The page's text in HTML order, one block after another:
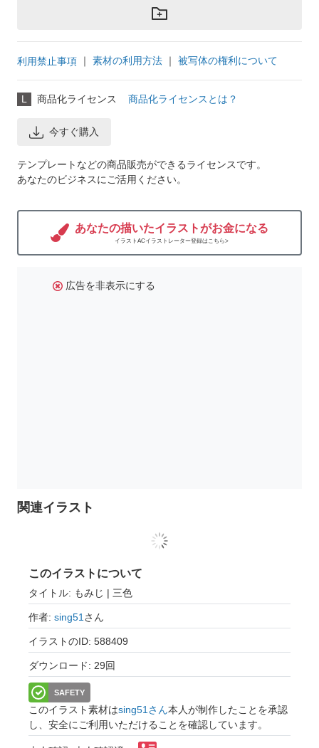
利用禁止事項 ｜ 素材の利用方法 ｜ 被写体の権利について
L 商品化ライセンス 商品化ライセンスとは？
今すぐ購入
テンプレートなどの商品販売ができるライセンスです。
あなたのビジネスにご活用ください。
あなたの描いたイラストがお金になる
イラストACイラストレーター登録はこちら>
広告を非表示にする
関連イラスト
このイラストについて
タイトル: もみじ | 三色
作者: sing51さん
イラストのID: 588409
ダウンロード: 29回
SAFETY
このイラスト素材はsing51さん本人が制作したことを承認
し、安全にご利用いただけることを確認しています。